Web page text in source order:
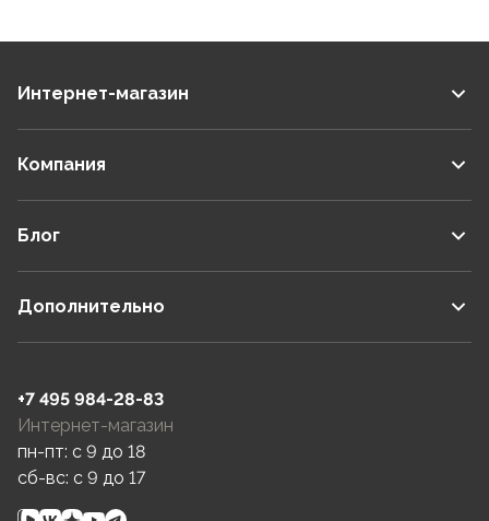
Интернет-магазин
Компания
Блог
Дополнительно
+7 495 984-28-83
Интернет-магазин
пн-пт: c 9 до 18
сб-вс: c 9 до 17